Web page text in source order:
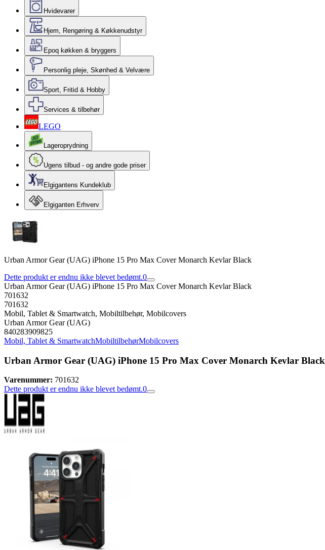
Hvidevarer
Hjem, Rengøring & Køkkenudstyr
Epoq køkken & bryggers
Personlig pleje, Skønhed & Velvære
Sport, Fritid & Hobby
Services & tilbehør
LEGO
Lageroprydning
Ugens tilbud - og andre gode priser
Elgigantens Kundeklub
Elgiganten Erhverv
Urban Armor Gear (UAG) iPhone 15 Pro Max Cover Monarch Kevlar Black
Dette produkt er endnu ikke blevet bedømt.0
Urban Armor Gear (UAG) iPhone 15 Pro Max Cover Monarch Kevlar Black
701632
701632
Mobil, Tablet & Smartwatch, Mobiltilbehør, Mobilcovers
Urban Armor Gear (UAG)
840283909825
Mobil, Tablet & SmartwatchMobiltilbehørMobilcovers
Urban Armor Gear (UAG) iPhone 15 Pro Max Cover Monarch Kevlar Black
Varenummer: 701632
Dette produkt er endnu ikke blevet bedømt.0